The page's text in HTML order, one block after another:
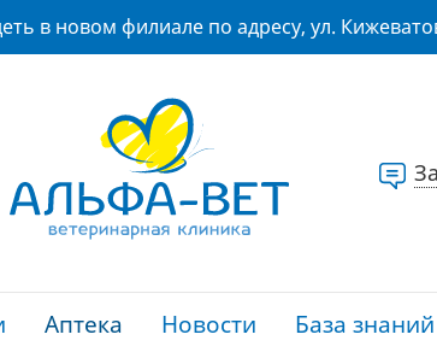
в новом филиале по адресу, ул.
Аптека Новости База знаний